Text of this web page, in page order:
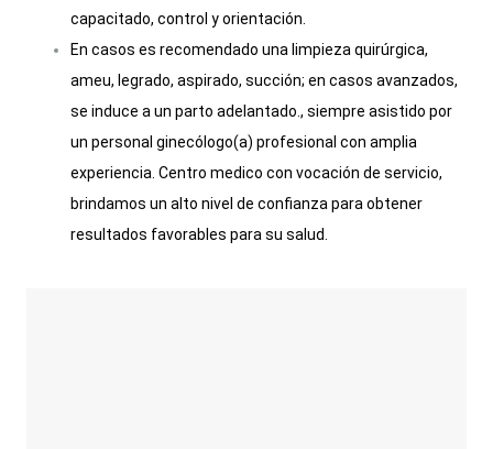
capacitado, control y orientación.
En casos es recomendado una limpieza quirúrgica,
ameu, legrado, aspirado, succión; en casos avanzados,
se induce a un parto adelantado., siempre asistido por
un personal ginecólogo(a) profesional con amplia
experiencia. Centro medico con vocación de servicio,
brindamos un alto nivel de confianza para obtener
resultados favorables para su salud.